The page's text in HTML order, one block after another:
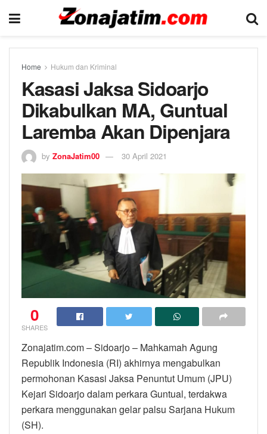
Home Hukum dan Kriminal
Kasasi Jaksa Sidoarjo
Dikabulkan MA, Guntual
Laremba Akan Dipenjara
by ZonaJatim00 30 April 2021
0
SHARES
Zonajatim.com – Sidoarjo – Mahkamah Agung
Republik Indonesia (RI) akhirnya mengabulkan
permohonan Kasasi Jaksa Penuntut Umum (JPU)
Kejari Sidoarjo dalam perkara Guntual, terdakwa
perkara menggunakan gelar palsu Sarjana Hukum
(SH).